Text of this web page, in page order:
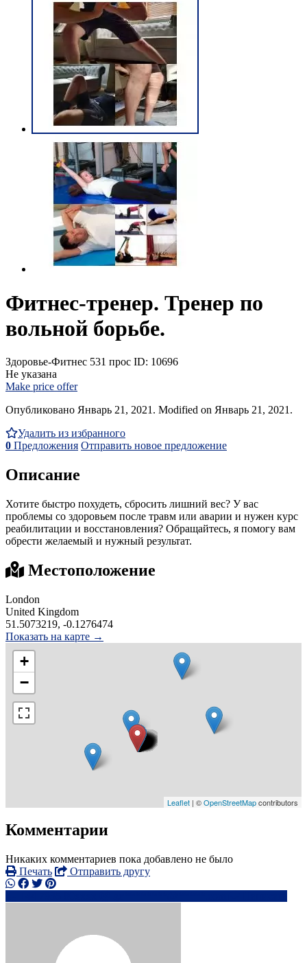
Фитнес-тренер. Тренер по
вольной борьбе.
Здоровье-Фитнес 531 прос ID: 10696
Не указана
Make price offer
Опубликовано Январь 21, 2021. Modified on Январь 21, 2021.
Удалить из избранного
0 Предложения Отправить новое предложение
Описание
Хотите быстро похудеть, сбросить лишний вес? У вас
проблемы со здоровьем после травм или аварии и нужен курс
реабилитации и восстановления? Обращайтесь, я помогу вам
обрести желаемый и нужный результат.
Местоположение
London
United Kingdom
51.5073219, -0.1276474
Показать на карте →
+
−
Leaflet | ©OpenStreetMapcontributors
Комментарии
Никаких комментариев пока добавлено не было
Печать
Отправить другу